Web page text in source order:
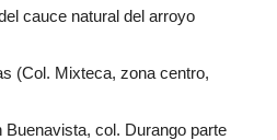
cauce natural del arroyo
(Col. Mixteca, zona centro,
Buenavista, col. Durango parte